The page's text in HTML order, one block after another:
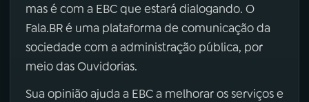
mas é com a EBC que estará dialogando. O
Fala.BR é uma plataforma de comunicação da
sociedade com a administração pública, por
meio das Ouvidorias.
Sua opinião ajuda a EBC a melhorar os serviços e